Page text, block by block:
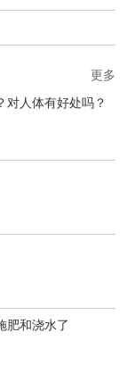
对人体有好处吗？
肥和浇水了
更多